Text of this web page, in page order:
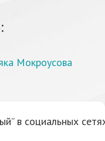
Мокроусова
в социальных